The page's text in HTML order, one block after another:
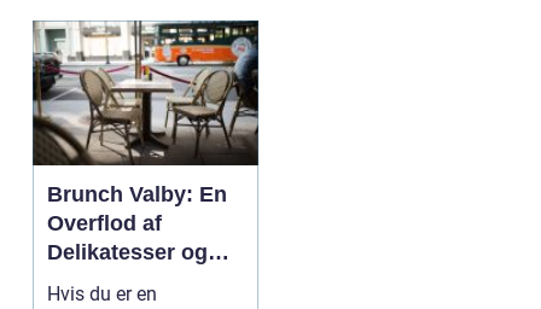
Brunch Valby: En
Overflod af
Delikatesser og
Historie
Hvis du er en